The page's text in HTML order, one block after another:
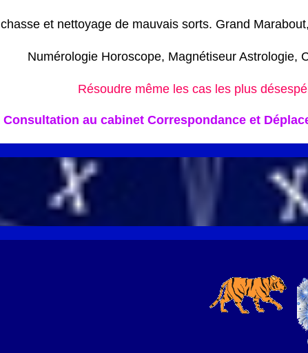
chasse et nettoyage de mauvais sorts. Grand
Numérologie Horoscope, Magnétiseur Astrologie,
Résoudre même les cas les plus
Consultation au cabinet Correspondance et